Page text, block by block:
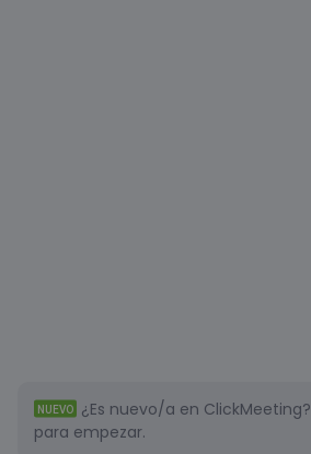
NUEVO ¿Es nuevo/a en ClickMeeting?
para empezar.